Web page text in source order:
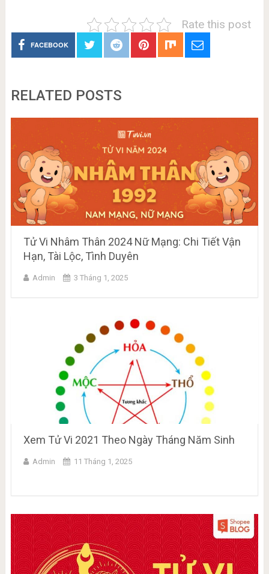
Rate this post
FACEBOOK
RELATED POSTS
Tử Vi Nhâm Thân 2024 Nữ Mạng: Chi Tiết Vận
Hạn, Tài Lộc, Tình Duyên
Admin 3 Tháng 1, 2025
Xem Tử Vi 2021 Theo Ngày Tháng Năm Sinh
Admin 11 Tháng 1, 2025